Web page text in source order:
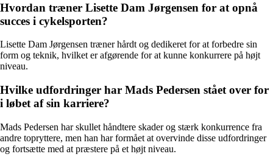
Hvordan træner Lisette Dam Jørgensen for at opnå
succes i cykelsporten?
Lisette Dam Jørgensen træner hårdt og dedikeret for at forbedre sin
form og teknik, hvilket er afgørende for at kunne konkurrere på højt
niveau.
Hvilke udfordringer har Mads Pedersen stået over for
i løbet af sin karriere?
Mads Pedersen har skullet håndtere skader og stærk konkurrence fra
andre topryttere, men han har formået at overvinde disse udfordringer
og fortsætte med at præstere på et højt niveau.